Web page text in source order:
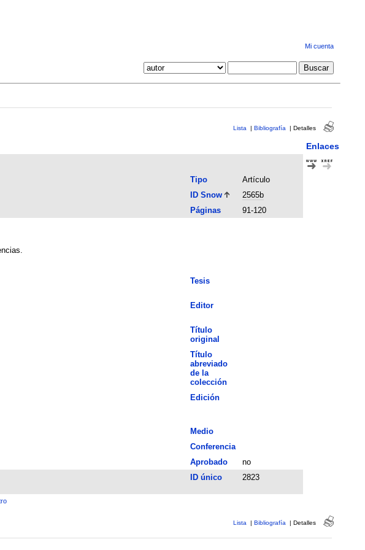
Mi cuenta
Lista | Bibliografía | Detalles
Enlaces
Tipo
Artículo
ID Snow
2565b
Páginas
91-120
Tesis
Editor
Título
original
Título
abreviado
de la
colección
Edición
Medio
Conferencia
Aprobado
no
ID único 2823
Lista | Bibliografía | Detalles